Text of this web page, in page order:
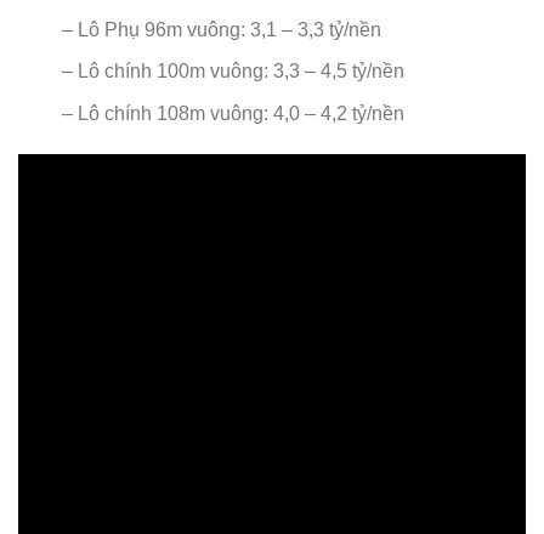
– Lô Phụ 96m vuông: 3,1 – 3,3 tỷ/nền
– Lô chính 100m vuông: 3,3 – 4,5 tỷ/nền
– Lô chính 108m vuông: 4,0 – 4,2 tỷ/nền